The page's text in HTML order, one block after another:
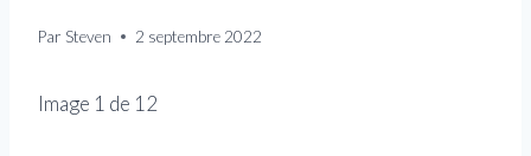
Par Steven 2 septembre 2022
Image 1 de 12